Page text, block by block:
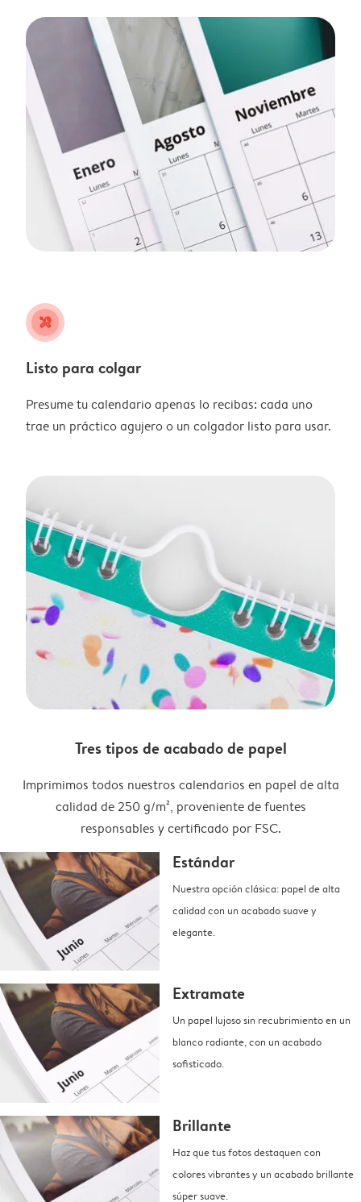
tools
Listo para colgar
Presume tu calendario apenas lo recibas: cada uno
trae un práctico agujero o un colgador listo para usar.
Tres tipos de acabado de papel
Imprimimos todos nuestros calendarios en papel de alta
calidad de 250 g/m², proveniente de fuentes
responsables y certificado por FSC.
Estándar
Nuestra opción clásica: papel de alta
calidad con un acabado suave y
elegante.
Extramate
Un papel lujoso sin recubrimiento en un
blanco radiante, con un acabado
sofisticado.
Brillante
Haz que tus fotos destaquen con
colores vibrantes y un acabado brillante
súper suave.